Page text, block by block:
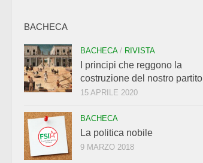
BACHECA
BACHECA/ RIVISTA
I principi che reggono la
costruzione del nostro partito
15 APRILE 2020
BACHECA
La politica nobile
9 MARZO 2018